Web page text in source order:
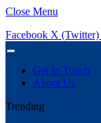
Close Menu
Facebook X (Twitter)
Get In Touch
About Us
Trending